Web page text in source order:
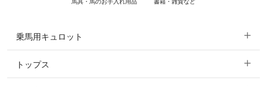
馬具・馬のお手入れ用品 書籍・雑貨など
乗馬用キュロット
すべてのキュロット
トップス